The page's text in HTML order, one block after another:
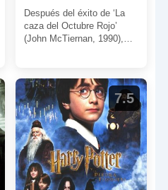
Después del éxito de ‘La
caza del Octubre Rojo’
(John McTiernan, 1990),
7.5